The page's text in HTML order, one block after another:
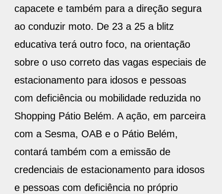
capacete e também para a direção segura
ao conduzir moto. De 23 a 25 a blitz
educativa terá outro foco, na orientação
sobre o uso correto das vagas especiais de
estacionamento para idosos e pessoas
com deficiência ou mobilidade reduzida no
Shopping Pátio Belém. A ação, em parceira
com a Sesma, OAB e o Pátio Belém,
contará também com a emissão de
credenciais de estacionamento para idosos
e pessoas com deficiência no próprio